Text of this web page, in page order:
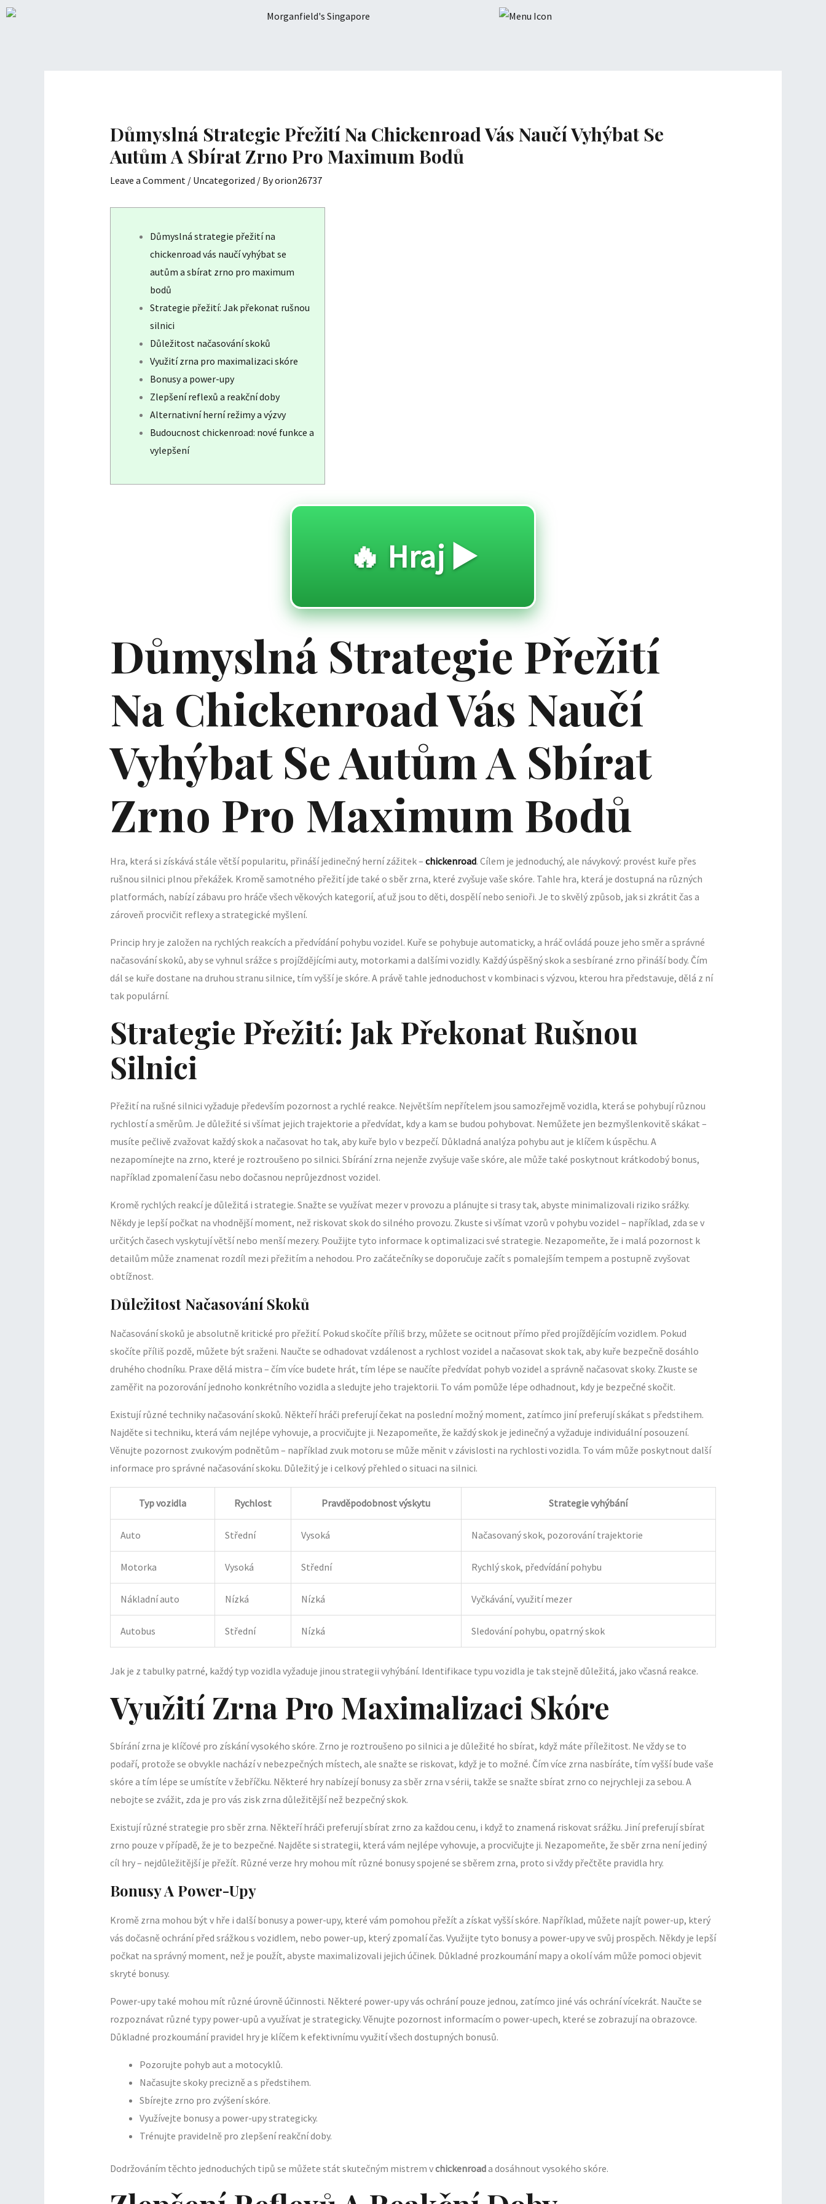
Skip
Důmyslná Strategie Přežití Na Chickenroad Vás Naučí Vyhýbat Se
Autům A Sbírat Zrno Pro Maximum Bodů
Leave a Comment / Uncategorized / Byorion26737
Důmyslná strategie přežití na
chickenroad vás naučí vyhýbat se
autům a sbírat zrno pro maximum
bodů
Strategie přežití: Jak překonat rušnou
silnici
Důležitost načasování skoků
Využití zrna pro maximalizaci skóre
Bonusy a power-upy
Zlepšení reflexů a reakční doby
Alternativní herní režimy a výzvy
Budoucnost chickenroad: nové funkce a
vylepšení
🔥 Hraj ▶️
Důmyslná Strategie Přežití
Na Chickenroad Vás Naučí
Vyhýbat Se Autům A Sbírat
Zrno Pro Maximum Bodů
Hra, která si získává stále větší popularitu, přináší jedinečný herní zážitek – chickenroad. Cílem je jednoduchý, ale návykový: provést kuře přes
rušnou silnici plnou překážek. Kromě samotného přežití jde také o sběr zrna, které zvyšuje vaše skóre. Tahle hra, která je dostupná na různých
platformách, nabízí zábavu pro hráče všech věkových kategorií, ať už jsou to děti, dospělí nebo senioři. Je to skvělý způsob, jak si zkrátit čas a
zároveň procvičit reflexy a strategické myšlení.
Princip hry je založen na rychlých reakcích a předvídání pohybu vozidel. Kuře se pohybuje automaticky, a hráč ovládá pouze jeho směr a správné
načasování skoků, aby se vyhnul srážce s projíždějícími auty, motorkami a dalšími vozidly. Každý úspěšný skok a sesbírané zrno přináší body. Čím
dál se kuře dostane na druhou stranu silnice, tím vyšší je skóre. A právě tahle jednoduchost v kombinaci s výzvou, kterou hra představuje, dělá z ní
tak populární.
Strategie Přežití: Jak Překonat Rušnou
Silnici
Přežití na rušné silnici vyžaduje především pozornost a rychlé reakce. Největším nepřítelem jsou samozřejmě vozidla, která se pohybují různou
rychlostí a směrům. Je důležité si všímat jejich trajektorie a předvídat, kdy a kam se budou pohybovat. Nemůžete jen bezmyšlenkovitě skákat –
musíte pečlivě zvažovat každý skok a načasovat ho tak, aby kuře bylo v bezpečí. Důkladná analýza pohybu aut je klíčem k úspěchu. A
nezapomínejte na zrno, které je roztroušeno po silnici. Sbírání zrna nejenže zvyšuje vaše skóre, ale může také poskytnout krátkodobý bonus,
například zpomalení času nebo dočasnou neprůjezdnost vozidel.
Kromě rychlých reakcí je důležitá i strategie. Snažte se využívat mezer v provozu a plánujte si trasy tak, abyste minimalizovali riziko srážky.
Někdy je lepší počkat na vhodnější moment, než riskovat skok do silného provozu. Zkuste si všímat vzorů v pohybu vozidel – například, zda se v
určitých časech vyskytují větší nebo menší mezery. Použijte tyto informace k optimalizaci své strategie. Nezapomeňte, že i malá pozornost k
detailům může znamenat rozdíl mezi přežitím a nehodou. Pro začátečníky se doporučuje začít s pomalejším tempem a postupně zvyšovat
obtížnost.
Důležitost Načasování Skoků
Načasování skoků je absolutně kritické pro přežití. Pokud skočíte příliš brzy, můžete se ocitnout přímo před projíždějícím vozidlem. Pokud
skočíte příliš pozdě, můžete být sraženi. Naučte se odhadovat vzdálenost a rychlost vozidel a načasovat skok tak, aby kuře bezpečně dosáhlo
druhého chodníku. Praxe dělá mistra – čím více budete hrát, tím lépe se naučíte předvídat pohyb vozidel a správně načasovat skoky. Zkuste se
zaměřit na pozorování jednoho konkrétního vozidla a sledujte jeho trajektorii. To vám pomůže lépe odhadnout, kdy je bezpečné skočit.
Existují různé techniky načasování skoků. Někteří hráči preferují čekat na poslední možný moment, zatímco jiní preferují skákat s předstihem.
Najděte si techniku, která vám nejlépe vyhovuje, a procvičujte ji. Nezapomeňte, že každý skok je jedinečný a vyžaduje individuální posouzení.
Věnujte pozornost zvukovým podnětům – například zvuk motoru se může měnit v závislosti na rychlosti vozidla. To vám může poskytnout další
informace pro správné načasování skoku. Důležitý je i celkový přehled o situaci na silnici.
Typ vozidla Rychlost Pravděpodobnost výskytu Strategie vyhýbání
Auto Střední Vysoká Načasovaný skok, pozorování trajektorie
Motorka Vysoká Střední Rychlý skok, předvídání pohybu
Nákladní auto Nízká Nízká Vyčkávání, využití mezer
Autobus Střední Nízká Sledování pohybu, opatrný skok
Jak je z tabulky patrné, každý typ vozidla vyžaduje jinou strategii vyhýbání. Identifikace typu vozidla je tak stejně důležitá, jako včasná reakce.
Využití Zrna Pro Maximalizaci Skóre
Sbírání zrna je klíčové pro získání vysokého skóre. Zrno je roztroušeno po silnici a je důležité ho sbírat, když máte příležitost. Ne vždy se to
podaří, protože se obvykle nachází v nebezpečných místech, ale snažte se riskovat, když je to možné. Čím více zrna nasbíráte, tím vyšší bude vaše
skóre a tím lépe se umístíte v žebříčku. Některé hry nabízejí bonusy za sběr zrna v sérii, takže se snažte sbírat zrno co nejrychleji za sebou. A
nebojte se zvážit, zda je pro vás zisk zrna důležitější než bezpečný skok.
Existují různé strategie pro sběr zrna. Někteří hráči preferují sbírat zrno za každou cenu, i když to znamená riskovat srážku. Jiní preferují sbírat
zrno pouze v případě, že je to bezpečné. Najděte si strategii, která vám nejlépe vyhovuje, a procvičujte ji. Nezapomeňte, že sběr zrna není jediný
cíl hry – nejdůležitější je přežít. Různé verze hry mohou mít různé bonusy spojené se sběrem zrna, proto si vždy přečtěte pravidla hry.
Bonusy A Power-Upy
Kromě zrna mohou být v hře i další bonusy a power-upy, které vám pomohou přežít a získat vyšší skóre. Například, můžete najít power-up, který
vás dočasně ochrání před srážkou s vozidlem, nebo power-up, který zpomalí čas. Využijte tyto bonusy a power-upy ve svůj prospěch. Někdy je lepší
počkat na správný moment, než je použít, abyste maximalizovali jejich účinek. Důkladné prozkoumání mapy a okolí vám může pomoci objevit
skryté bonusy.
Power-upy také mohou mít různé úrovně účinnosti. Některé power-upy vás ochrání pouze jednou, zatímco jiné vás ochrání vícekrát. Naučte se
rozpoznávat různé typy power-upů a využívat je strategicky. Věnujte pozornost informacím o power-upech, které se zobrazují na obrazovce.
Důkladné prozkoumání pravidel hry je klíčem k efektivnímu využití všech dostupných bonusů.
Pozorujte pohyb aut a motocyklů.
Načasujte skoky precizně a s předstihem.
Sbírejte zrno pro zvýšení skóre.
Využívejte bonusy a power-upy strategicky.
Trénujte pravidelně pro zlepšení reakční doby.
Dodržováním těchto jednoduchých tipů se můžete stát skutečným mistrem vchickenroada dosáhnout vysokého skóre.